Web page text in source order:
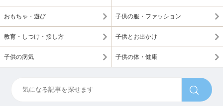
おもちゃ・遊び 子供の服・ファッション
教育・しつけ・接し方 子供とお出かけ
子供の病気 子供の体・健康